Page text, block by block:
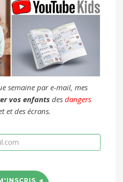
semaine par e-mail, mes
vos enfants des dangers
et des écrans.
◄